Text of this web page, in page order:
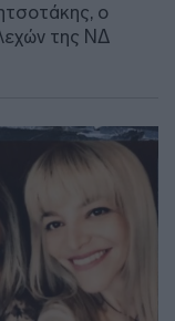
ο
της ΝΔ